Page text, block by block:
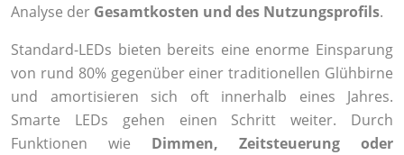
Analyse der Gesamtkosten und des Nutzungsprofils.
Standard-LEDs bieten bereits eine enorme Einsparung
von rund 80% gegenüber einer traditionellen Glühbirne
und amortisieren sich oft innerhalb eines Jahres.
Smarte LEDs gehen einen Schritt weiter. Durch
Funktionen wie Dimmen, Zeitsteuerung oder